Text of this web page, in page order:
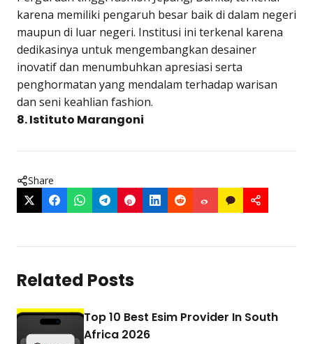
karena memiliki pengaruh besar baik di dalam negeri
maupun di luar negeri. Institusi ini terkenal karena
dedikasinya untuk mengembangkan desainer
inovatif dan menumbuhkan apresiasi serta
penghormatan yang mendalam terhadap warisan
dan seni keahlian fashion.
8. Istituto Marangoni
Share
Related Posts
Top 10 Best Esim Provider In South
Africa 2026